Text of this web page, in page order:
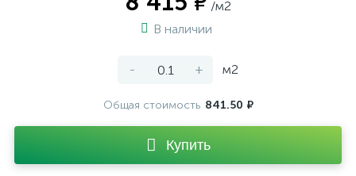
/м2
В наличии
- + м2
Общая стоимость 841.50 ₽
Купить